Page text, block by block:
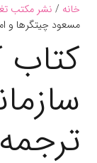
خانه / نشر مکتب
مسعود چیتگرها و
کتاب